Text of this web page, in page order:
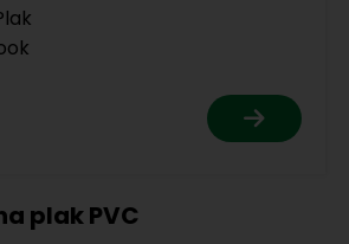
plak PVC